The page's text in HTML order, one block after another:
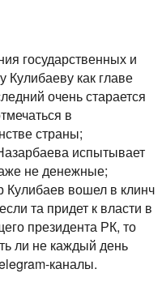
государственных и
как главе
очень старается
в
страны;
испытывает
не денежные;
Кулибаев вошел в клинч
та придет к власти в
президента РК, то
ли не каждый день
каналы.